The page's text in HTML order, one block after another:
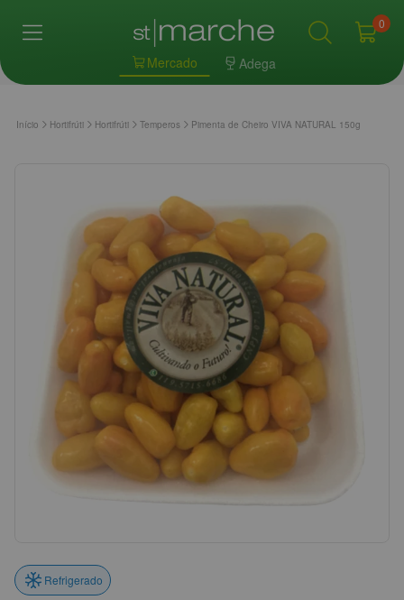
Mercado Adega
0
Início Hortifrúti Hortifrúti Temperos Pimenta de Cheiro VIVA NATURAL 150g
Refrigerado